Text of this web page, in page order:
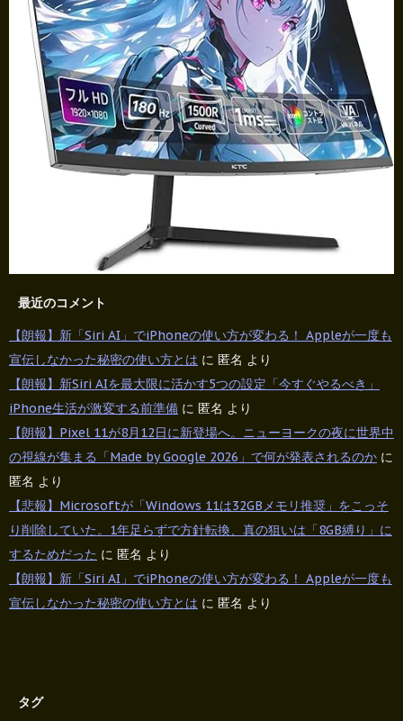
最近のコメント
【朗報】新「Siri AI」でiPhoneの使い方が変わる！ Appleが一度も
宣伝しなかった秘密の使い方とは に 匿名 より
【朗報】新Siri AIを最大限に活かす5つの設定「今すぐやるべき」
iPhone生活が激変する前準備 に 匿名 より
【朗報】Pixel 11が8月12日に新登場へ。ニューヨークの夜に世界中
の視線が集まる「Made by Google 2026」で何が発表されるのか に
匿名 より
【悲報】Microsoftが「Windows 11は32GBメモリ推奨」をこっそ
り削除していた。1年足らずで方針転換、真の狙いは「8GB縛り」に
するためだった に 匿名 より
【朗報】新「Siri AI」でiPhoneの使い方が変わる！ Appleが一度も
宣伝しなかった秘密の使い方とは に 匿名 より
タグ